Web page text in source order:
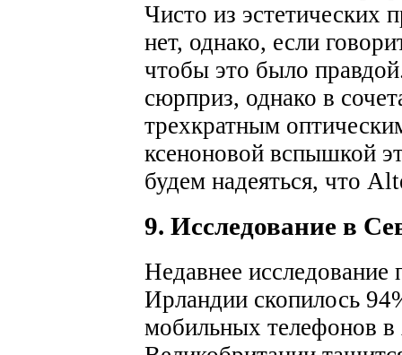
Чисто из эстетических
нет, однако, если
чтобы это было
сюрприз, однако в
трехкратным
ксеноновой вспышкой
будем надеяться, что
9. Исследование в
Недавнее исследование
Ирландии скопилось
мобильных телефонов в